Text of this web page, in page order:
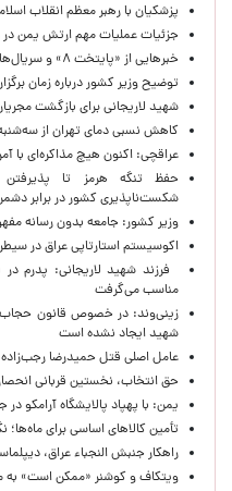
پزشکیان با رهبر معظم انقلاب
جزئیات عملیات مهم ارتش یمن
خبرهایی از «پایتخت ۸» و سریال‌های مهران مدیری و سعید آقاخانی
توضیح وزیر کشور درباره زمان
شهید لاریجانی برای بازگشت
کاهش نسبی دمای تهران از
عراقچی: اکنون هیچ مذاکره‌ای با
حفظ تنگه هرمز تا پذیرفتن
شکست‌ناپذیری کشور در برابر
وزیر کشور: جامعه بدون رسانه
اکوسیستم استارتاپی عراق در
فرزند شهید لاریجانی: پدرم
مناسب می‌گرفت
زینی‌وند: در خصوص قانون حجاب
شهید ایجاد نشده است
عامل اصلی قتل حمیدرضا
حق انتخاب، نخستین قربانی
یمن: با پهپاد پالایشگاه آرامکو
تأمین کالاهای اساسی برای ماه‌ها؛
راهکار جنبش النجباء عراق،
ویتکاف و کوشنر «ممکن است» به